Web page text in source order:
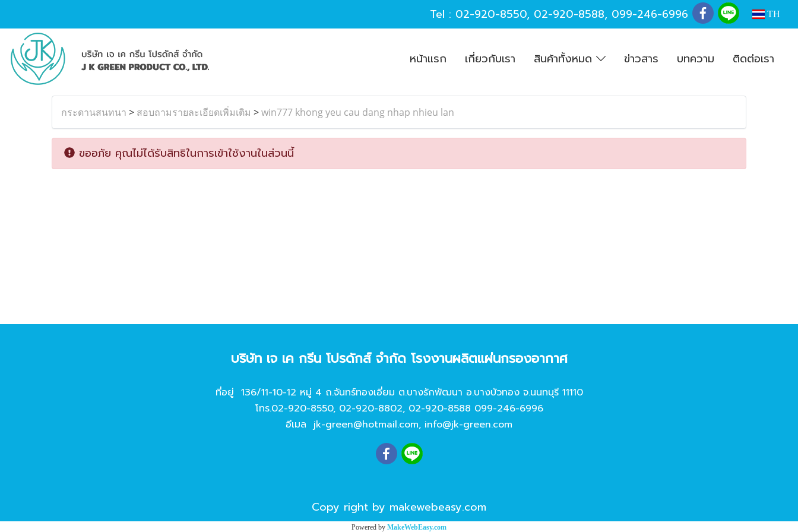
Tel : 02-920-8550, 02-920-8588, 099-246-6996 TH
หน้าแรก เกี่ยวกับเรา สินค้าทั้งหมด ข่าวสาร บทความ ติดต่อเรา
กระดานสนทนา > สอบถามรายละเอียดเพิ่มเติม >win777 khong yeu cau dang nhap nhieu lan
ขออภัย คุณไม่ได้รับสิทธิในการเข้าใช้งานในส่วนนี้
บริษัท เจ เค กรีน โปรดักส์ จํากัด โรงงานผลิตแผ่นกรองอากาศ
ที่อยู่ 136/11-10-12 หมู่ 4 ถ.จันทร์ทองเอี่ยม ต.บางรักพัฒนา อ.บางบัวทอง จ.นนทบุรี 11110
โทร.02-920-8550, 02-920-8802, 02-920-8588 099-246-6996
อีเมล jk-green@hotmail.com, info@jk-green.com
Copy right by makewebeasy.com
Powered by MakeWebEasy.com